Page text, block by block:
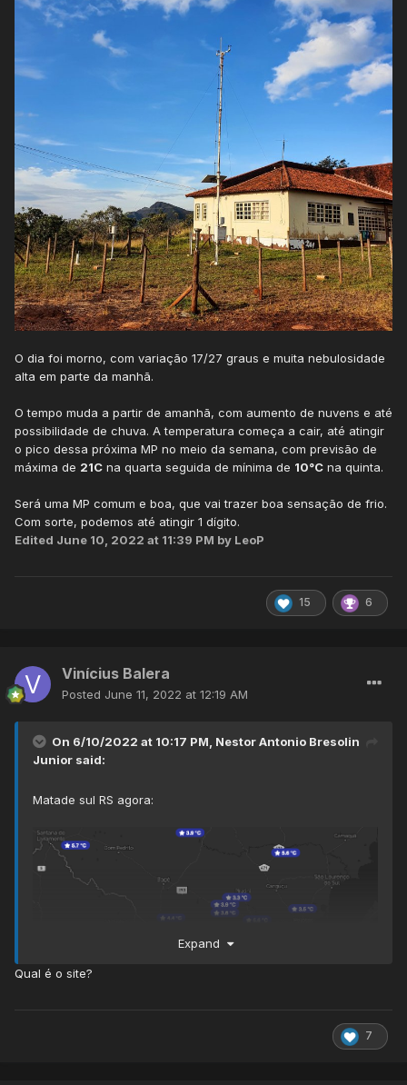
O dia foi morno, com variação 17/27 graus e muita nebulosidade
alta em parte da manhã.
O tempo muda a partir de amanhã, com aumento de nuvens e até
possibilidade de chuva. A temperatura começa a cair, até atingir
o pico dessa próxima MP no meio da semana, com previsão de
máxima de 21C na quarta seguida de mínima de 10°C na quinta.
Será uma MP comum e boa, que vai trazer boa sensação de frio.
Com sorte, podemos até atingir 1 dígito.
Edited June 10, 2022 at 11:39 PM by LeoP
15 6
Vinícius Balera
Posted June 11, 2022 at 12:19 AM
On 6/10/2022 at 10:17 PM, Nestor Antonio Bresolin
Junior said:
Matade sul RS agora:
Expand
Qual é o site?
7